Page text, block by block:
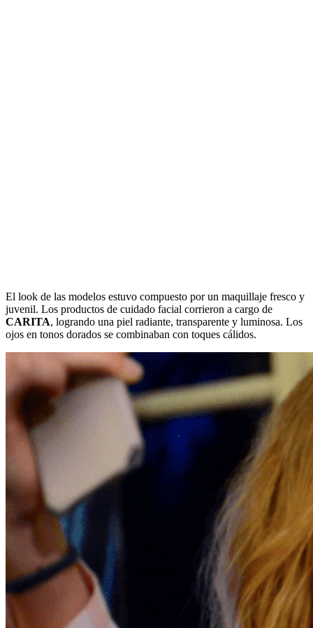
El look de las modelos estuvo compuesto por un maquillaje fresco y
juvenil. Los productos de cuidado facial corrieron a cargo de
CARITA, logrando una piel radiante, transparente y luminosa. Los
ojos en tonos dorados se combinaban con toques cálidos.